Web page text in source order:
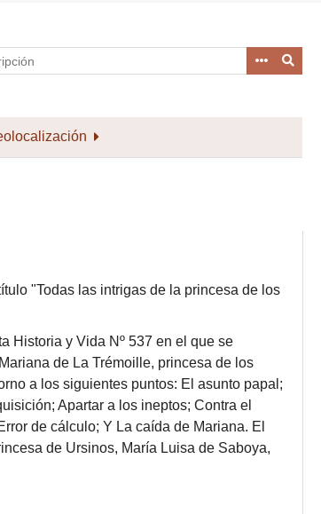
"Todas las intrigas de la princesa de los
Historia y Vida Nº 537 en el que se
de La Trémoille, princesa de los
a los siguientes puntos: El asunto papal;
Apartar a los ineptos; Contra el
de cálculo; Y La caída de Mariana. El
de Ursinos, María Luisa de Saboya,